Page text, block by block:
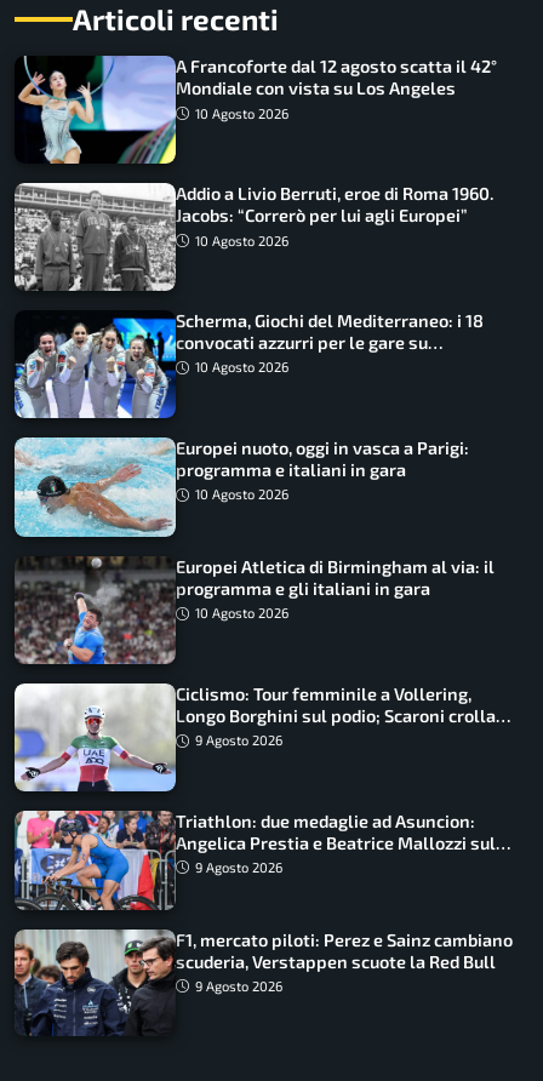
Articoli recenti
A Francoforte dal 12 agosto scatta il 42°
Mondiale con vista su Los Angeles
10 Agosto 2026
Addio a Livio Berruti, eroe di Roma 1960.
Jacobs: “Correrò per lui agli Europei”
10 Agosto 2026
Scherma, Giochi del Mediterraneo: i 18
convocati azzurri per le gare su
SportFaceTV
10 Agosto 2026
Europei nuoto, oggi in vasca a Parigi:
programma e italiani in gara
10 Agosto 2026
Europei Atletica di Birmingham al via: il
programma e gli italiani in gara
10 Agosto 2026
Ciclismo: Tour femminile a Vollering,
Longo Borghini sul podio; Scaroni crolla
in Polonia
9 Agosto 2026
Triathlon: due medaglie ad Asuncion:
Angelica Prestia e Beatrice Mallozzi sul
podio
9 Agosto 2026
F1, mercato piloti: Perez e Sainz cambiano
scuderia, Verstappen scuote la Red Bull
9 Agosto 2026